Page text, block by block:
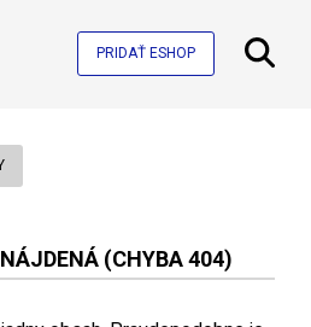
PRIDAŤ ESHOP
(CHYBA 404)